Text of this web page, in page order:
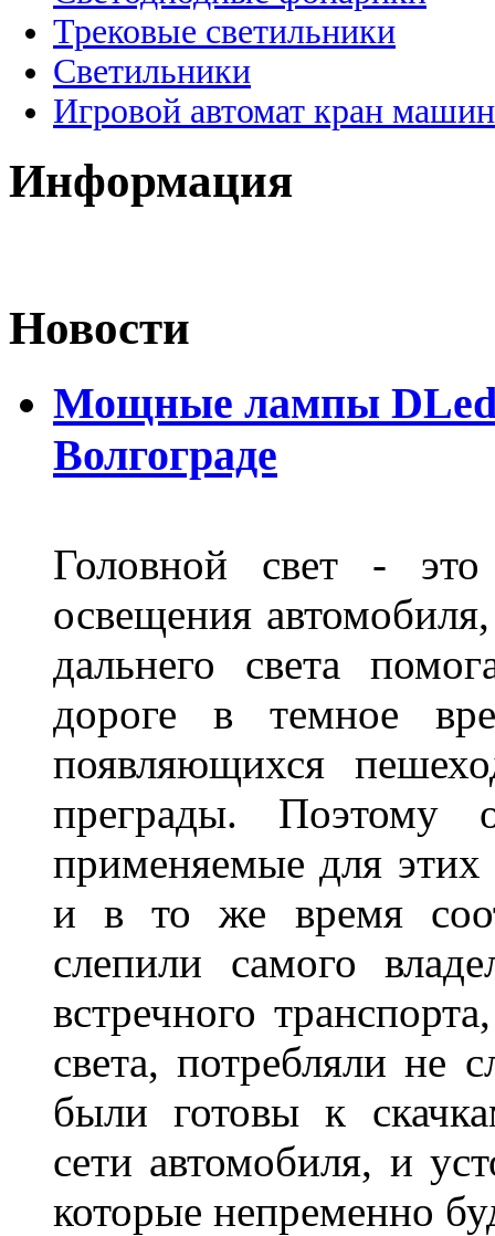
Трековые светильники
Светильники
Игровой автомат кран
Информация
Новости
Мощные лампы DLed
Волгограде
Головной свет -
освещения
дальнего света
дороге в темное
появляющихся
преграды. Поэтому
применяемые для
и в то же время
слепили самого
встречного
света, потребляли не
были готовы к
сети автомобиля, и
которые непременно